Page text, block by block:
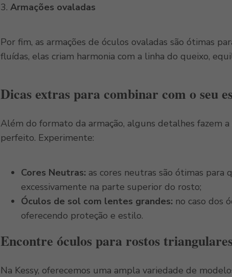
3. Armações ovaladas
Por fim, as armações de óculos ovaladas são ótimas
fluídas, elas criam harmonia com a linha do queixo,
Dicas extras para combinar com o seu
Além do formato da armação, alguns detalhes fazem a
perfeito. Experimente:
Cores Neutras: as cores neutras são ótimas
excessivamente na parte superior do rosto;
Óculos de sol com lentes grandes: no caso dos
oferecendo proteção e estilo.
Encontre óculos para rostos
Na Kessy, oferecemos uma ampla variedade de